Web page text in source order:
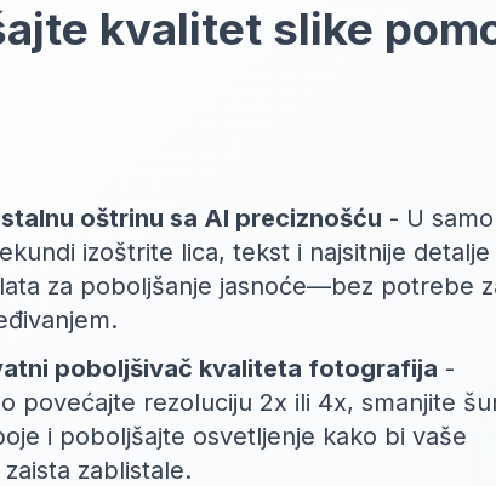
kvalitet slike
oštrinu sa AI preciznošću - U samo
izoštrite lica, tekst i najsitnije detalje
za poboljšanje jasnoće—bez potrebe
poboljšivač kvaliteta fotografija -
povećajte rezoluciju 2x ili 4x, smanjite
i poboljšajte osvetljenje kako bi vaše
zablistale.